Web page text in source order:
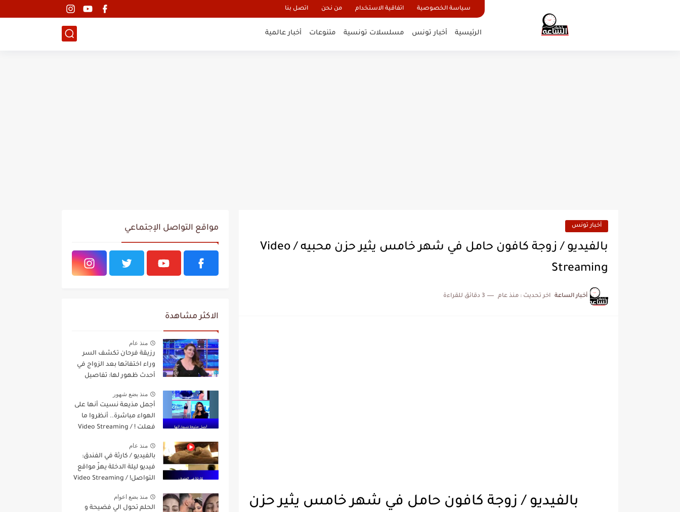
سياسة الخصوصية اتفاقية الاستخدام من نحن اتصل بنا
الرئيسية أخبار تونس مسلسلات تونسية متنوعات أخبار عالمية
أخبار تونس
بالفيديو / زوجة كافون حامل في شهر خامس يثير حزن محبيه / Video
Streaming
أخبار الساعة اخر تحديث : منذ عام 3 دقائق للقراءة
بالفيديو / زوجة كافون حامل في شهر خامس يثير حزن
مواقع التواصل الإجتماعي
الاكثر مشاهدة
منذ عام
رزيقة فرحان تكشف السر
وراء اختفائها بعد الزواج في
أحدث ظهور لها: تفاصيل
منذ بضع شهور
أجمل مذيعة نسيت أنها على
الهواء مباشرة.. أنظروا ما
فعلت ! / Video Streaming
منذ عام
بالفيديو / كارثة في الفندق:
فيديو ليلة الدخلة يهزّ مواقع
التواصل! / Video Streaming
منذ بضع اعوام
الحلم تحول الي فضيحة و